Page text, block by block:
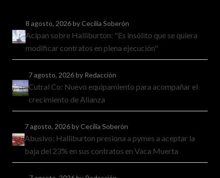
8 agosto, 2026by Cecilia Soberón
Acipan sobre Halliburton: "Es insólito que se quiera
modificar contratos en plena ejecución"
7 agosto, 2026by Redacción
Cutral Co: Nuevo equipamiento para acompañar el
crecimiento de Alianza
7 agosto, 2026by Cecilia Soberón
Abusivo: Halliburton presiona a pymes a aceptar la
baja del 23% en sus contratos en Vaca Muerta